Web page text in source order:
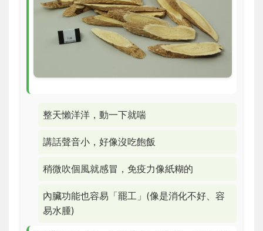
整天懶洋洋，動一下就喘
講話聲音小，好像沒吃飽飯
稍微吹個風就感冒，免疫力像紙糊的
內臟功能也容易「罷工」(像是消化不好、容
易水腫)